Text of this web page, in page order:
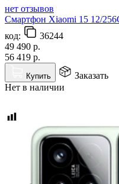
нет отзывов
Смартфон Xiaomi 15 12/
код:
36244
49 490 р.
56 419 р.
Купить
Заказать
Нет в наличии